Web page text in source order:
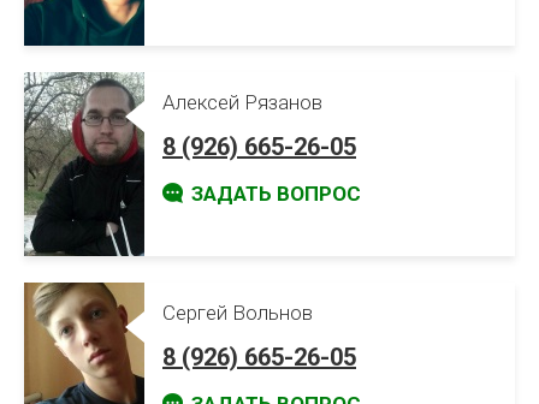
Алексей Рязанов
8 (926) 665-26-05
ЗАДАТЬ ВОПРОС
Сергей Вольнов
8 (926) 665-26-05